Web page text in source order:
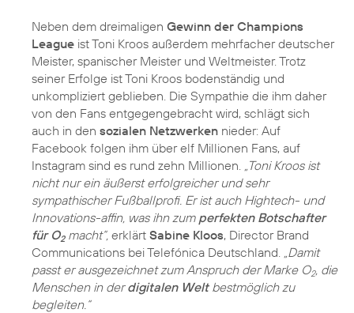
Neben dem dreimaligen Gewinn der Champions
League ist Toni Kroos außerdem mehrfacher deutscher
Meister, spanischer Meister und Weltmeister. Trotz
seiner Erfolge ist Toni Kroos bodenständig und
unkompliziert geblieben. Die Sympathie die ihm daher
von den Fans entgegengebracht wird, schlägt sich
auch in den sozialen Netzwerken nieder: Auf
Facebook folgen ihm über elf Millionen Fans, auf
Instagram sind es rund zehn Millionen.
„Toni Kroos ist
nicht nur ein äußerst erfolgreicher und sehr
sympathischer Fußballprofi. Er ist auch Hightech- und
Innovations-affin, was ihn zum perfekten Botschafter
für O2macht“, erklärt Sabine Kloos, Director Brand
Communications bei Telefónica Deutschland.
„Damit
passt er ausgezeichnet zum Anspruch der Marke O2, die
Menschen in derdigitalen Weltbestmöglich zu
begleiten.“